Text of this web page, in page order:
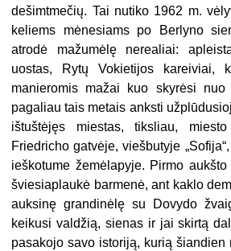
dešimtmečių. Tai nutiko 1962 m.
keliems mėnesiams po Berlyno
atrodė mažu­mėlę nerealiai:
uostas, Rytų Vokietijos kareiviai,
manieromis mažai kuo skyrėsi nuo
pagaliau tais metais anksti
ištuštėjęs miestas, tiksliau,
Friedricho gatvėje, viešbutyje
ieškotume žemėlapyje. Pirmo
šviesiaplaukė barmenė, ant kaklo
auksinę grandinėlę su Dovydo
keikusi valdžią, sienas ir jai skirtą
pasakojo savo istoriją, kurią šiandien